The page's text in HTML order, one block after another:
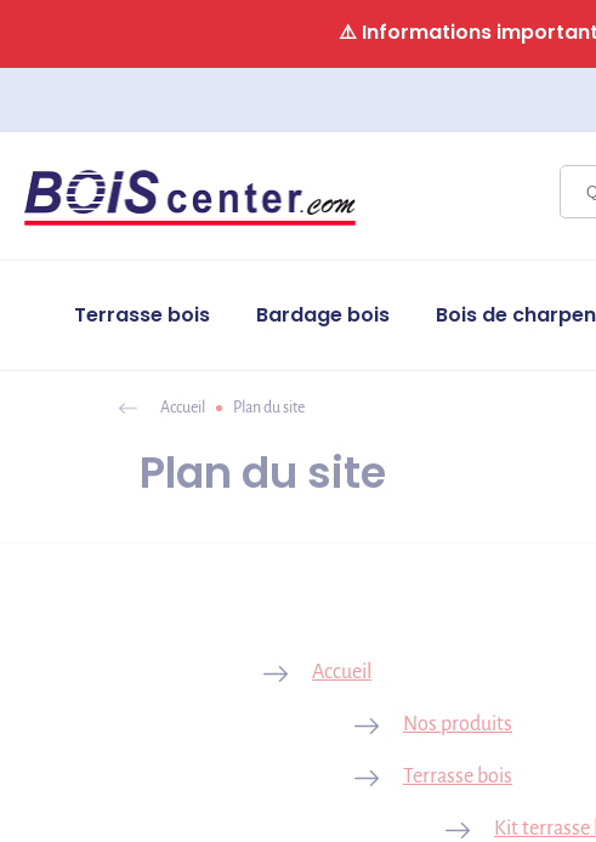
⚠️ Informations
Terrasse bois Bardage bois Bois de
Accueil Plan du site
Plan du site
Accueil
Nos produits
Terrasse bois
Kit terrasse